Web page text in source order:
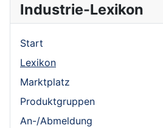
Industrie-Lexikon
Start
Lexikon
Marktplatz
Produktgruppen
An-/Abmeldung